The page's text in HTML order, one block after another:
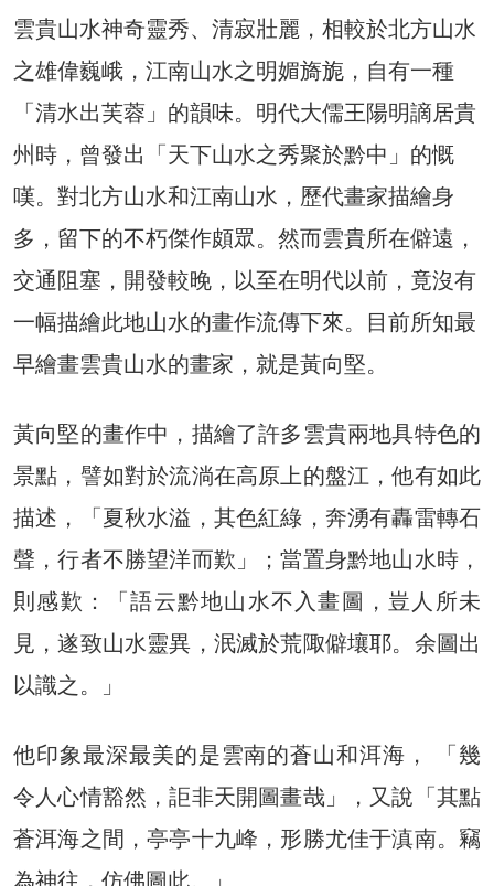
雲貴山水神奇靈秀、清寂壯麗，相較於北方山水
之雄偉巍峨，江南山水之明媚旖旎，自有一種
「清水出芙蓉」的韻味。明代大儒王陽明謫居貴
州時，曾發出「天下山水之秀聚於黔中」的慨
嘆。對北方山水和江南山水，歷代畫家描繪身
多，留下的不朽傑作頗眾。然而雲貴所在僻遠，
交通阻塞，開發較晚，以至在明代以前，竟沒有
一幅描繪此地山水的畫作流傳下來。目前所知最
早繪畫雲貴山水的畫家，就是黃向堅。
黃向堅的畫作中，描繪了許多雲貴兩地具特色的
景點，譬如對於流淌在高原上的盤江，他有如此
描述，「夏秋水溢，其色紅綠，奔湧有轟雷轉石
聲，行者不勝望洋而歎」；當置身黔地山水時，
則感歎：「語云黔地山水不入畫圖，豈人所未
見，遂致山水靈異，泯滅於荒陬僻壤耶。余圖出
以識之。」
他印象最深最美的是雲南的蒼山和洱海， 「幾
令人心情豁然，詎非天開圖畫哉」，又說「其點
蒼洱海之間，亭亭十九峰，形勝尤佳于滇南。竊
為神往，仿佛圖此。」